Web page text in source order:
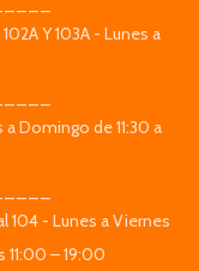
Y 103A - Lunes a
a Domingo de 11:30 a
104 - Lunes a Viernes
– 19:00